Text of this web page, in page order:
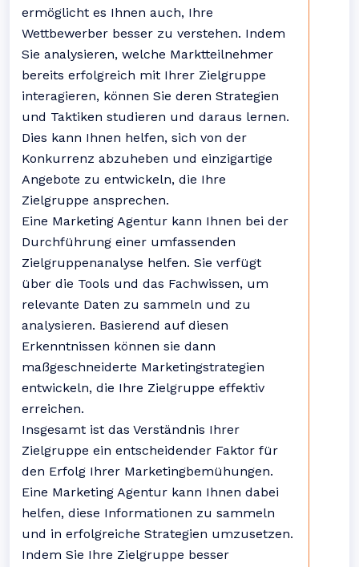
ermöglicht es Ihnen auch, Ihre
Wettbewerber besser zu verstehen. Indem
Sie analysieren, welche Marktteilnehmer
bereits erfolgreich mit Ihrer Zielgruppe
interagieren, können Sie deren Strategien
und Taktiken studieren und daraus lernen.
Dies kann Ihnen helfen, sich von der
Konkurrenz abzuheben und einzigartige
Angebote zu entwickeln, die Ihre
Zielgruppe ansprechen.
Eine Marketing Agentur kann Ihnen bei der
Durchführung einer umfassenden
Zielgruppenanalyse helfen. Sie verfügt
über die Tools und das Fachwissen, um
relevante Daten zu sammeln und zu
analysieren. Basierend auf diesen
Erkenntnissen können sie dann
maßgeschneiderte Marketingstrategien
entwickeln, die Ihre Zielgruppe effektiv
erreichen.
Insgesamt ist das Verständnis Ihrer
Zielgruppe ein entscheidender Faktor für
den Erfolg Ihrer Marketingbemühungen.
Eine Marketing Agentur kann Ihnen dabei
helfen, diese Informationen zu sammeln
und in erfolgreiche Strategien umzusetzen.
Indem Sie Ihre Zielgruppe besser